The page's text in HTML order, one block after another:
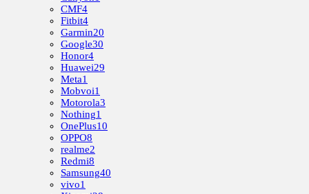
CMF4
Fitbit4
Garmin20
Google30
Honor4
Huawei29
Meta1
Mobvoi1
Motorola3
Nothing1
OnePlus10
OPPO8
realme2
Redmi8
Samsung40
vivo1